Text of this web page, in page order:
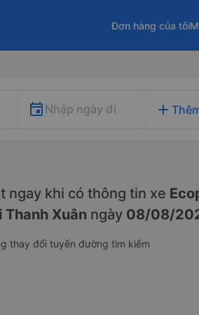
Đơn hàng của tôi
Nhập ngày đi add
ngay khi có thông tin xe
Thanh Xuân ngày 08/08/
thay đổi tuyến đường tìm kiếm